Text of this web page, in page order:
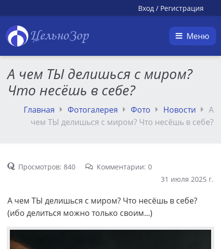
Вход / Регистрация
ЦельноЗор Меню
А чем ТЫ делишься с миром?
Что несёшь в себе?
Главная Фотогалерея Фото Новости
А
чем ТЫ делишься с миром? Что несёшь в себе?
Просмотров: 840
Комментарии: 0
31 июля 2025 г.
А чем ТЫ делишься с миром? Что несёшь в себе?
(ибо делиться можно только своим...)